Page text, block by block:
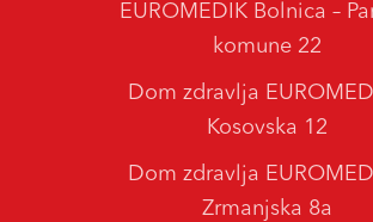
EUROMEDIK Bolnica –
komune 22
Dom zdravlja
Kosovska 12
Dom zdravlja
Zrmanjska 8a